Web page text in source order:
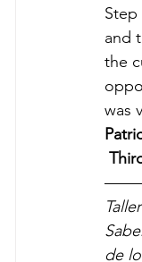
and
the
was
de